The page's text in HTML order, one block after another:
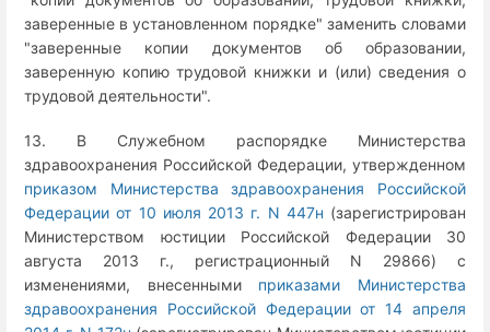
заверенные в установленном порядке" заменить словами
"заверенные копии документов об образовании,
заверенную копию трудовой книжки и (или) сведения о
трудовой деятельности".
13. В Служебном распорядке Министерства
здравоохранения Российской Федерации, утвержденном
приказом Министерства здравоохранения Российской
Федерации от 10 июля 2013 г. N 447н (зарегистрирован
Министерством юстиции Российской Федерации 30
августа 2013 г., регистрационный N 29866) с
изменениями, внесенными приказами Министерства
здравоохранения Российской Федерации от 14 апреля